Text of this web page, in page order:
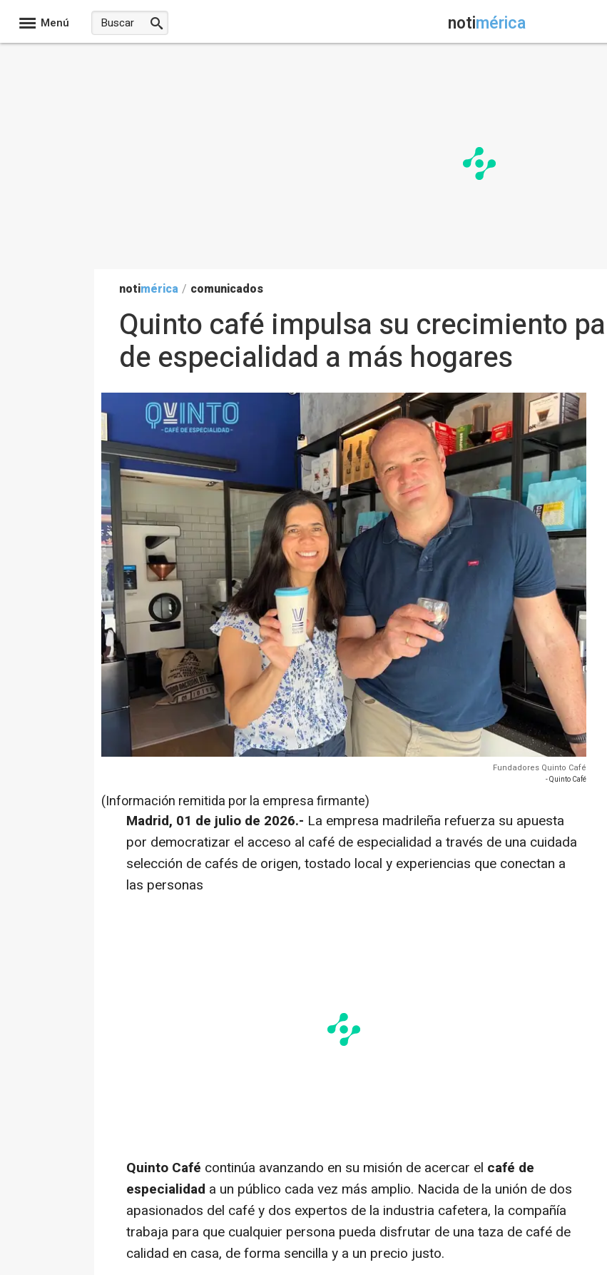
Menú notimérica
notimérica / comunicados
Quinto café impulsa su crecimiento
de especialidad a más hogares
Fundadores Quinto Café
- Quinto Café
(Información remitida por la empresa firmante)
Madrid, 01 de julio de 2026.- La empresa madrileña refuerza su apuesta
por democratizar el acceso al café de especialidad a través de una cuidada
selección de cafés de origen, tostado local y experiencias que conectan a
las personas
Quinto Café continúa avanzando en su misión de acercar el café de
especialidad a un público cada vez más amplio. Nacida de la unión de dos
apasionados del café y dos expertos de la industria cafetera, la compañía
trabaja para que cualquier persona pueda disfrutar de una taza de café de
calidad en casa, de forma sencilla y a un precio justo.